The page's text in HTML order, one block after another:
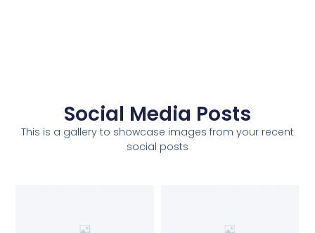
Social Media Posts
This is a gallery to showcase images from your recent
social posts